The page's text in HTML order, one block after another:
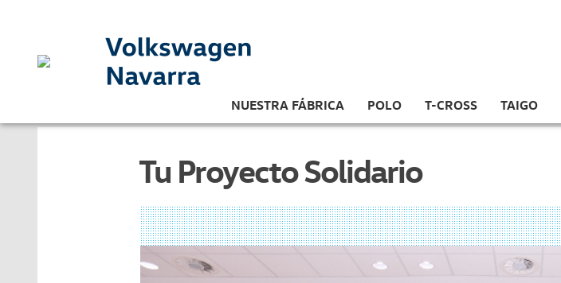
NUESTRA FÁBRICA POLO T-CROSS TAIGO
Tu Proyecto Solidario